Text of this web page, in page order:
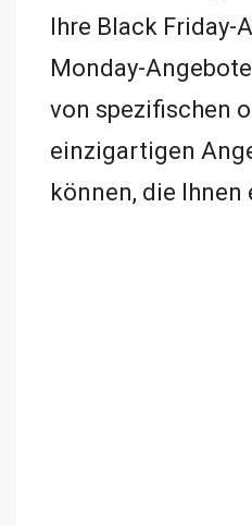
Ihre Black Friday-
Monday-
von spezifischen
einzigartigen
können, die Ihnen